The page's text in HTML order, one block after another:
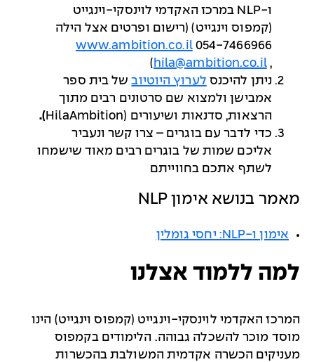
ו-NLP במרכז האקדמי לוינסקי-וינגייט
(קמפוס וינגייט) (רישום ופרטים אצל הילה
054-7466966
www.ambition.co.il
,
hila@ambition.co.il
)
ניתן להיכנס לערוץ היוטיובשל בית ספר
אמבישן ולמצוא שם סרטונים רבים מתוך
הרצאות, סדנאות ושיעורים (HilaAmbition
).
כדי לדבר עם בוגרים – צרו קשר ונעביר
אליכם שמות של בוגרים רבים מאוד שישמחו
לשתף אתכם בחווייתם
מאמר בנושא אימון NLP
אימון ו-NLP: יחסי גומלין
למה ללמוד אצלנו
המרכז האקדמי לוינסקי-וינגייט (קמפוס וינגייט) הינו
מוסד מוכר להשכלה גבוהה. הלימודים בקמפוס
מעניקים הכשרה אקדמית המשולבת בהכשרות